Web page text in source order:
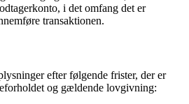
i det omfang det er
transaktionen.
efter følgende frister, der er
og gældende lovgivning: